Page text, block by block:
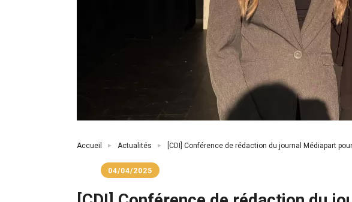
Fil
Accueil Actualités [CDI] Conférence de rédaction du journal Médiapart
04/04/2025